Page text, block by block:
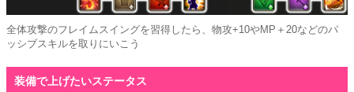
全体攻撃のフレイムスイングを習得したら、物攻+10やMP＋20などのパ
ッシブスキルを取りにいこう
装備で上げたいステータス